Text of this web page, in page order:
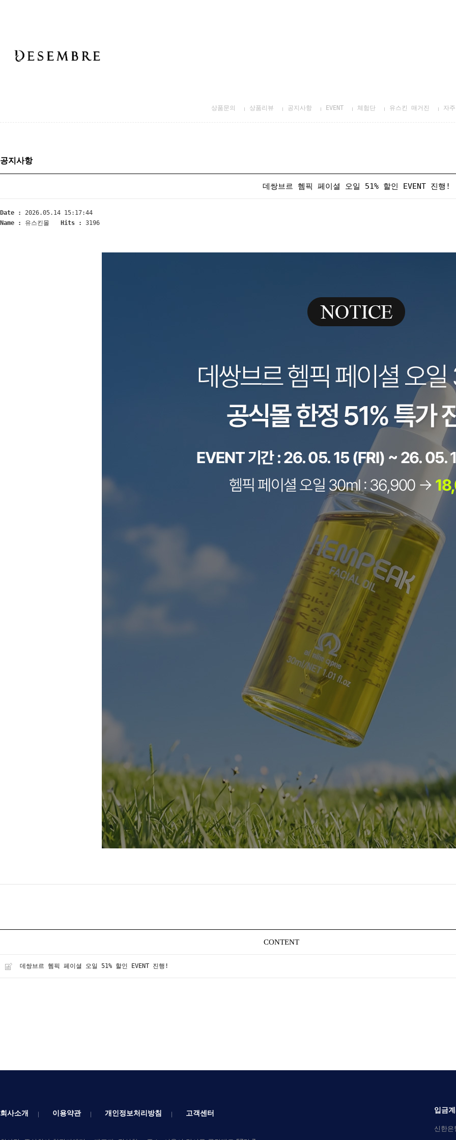
상품문의 상품리뷰 공지사항 EVENT 체험단 유스킨 매거진 자
공지사항
데쌍브르 헴픽 페이셜 오일 51% 할인 EVENT 진행!
Date :
2026.05.14 15:17:44
Name :
유스킨몰 Hits : 3196
CONTENT
데쌍브르 헴픽 페이셜 오일 51% 할인 EVENT 진행!
회사소개 이용약관 개인정보처리방침 고객센터 입금
신한은